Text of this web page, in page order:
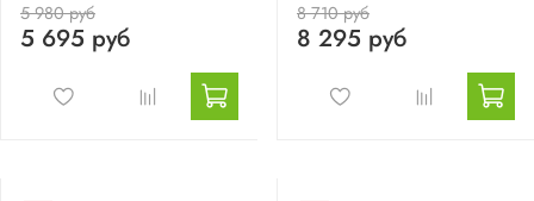
5 980 руб
5 695 руб
8 710 руб
8 295 руб